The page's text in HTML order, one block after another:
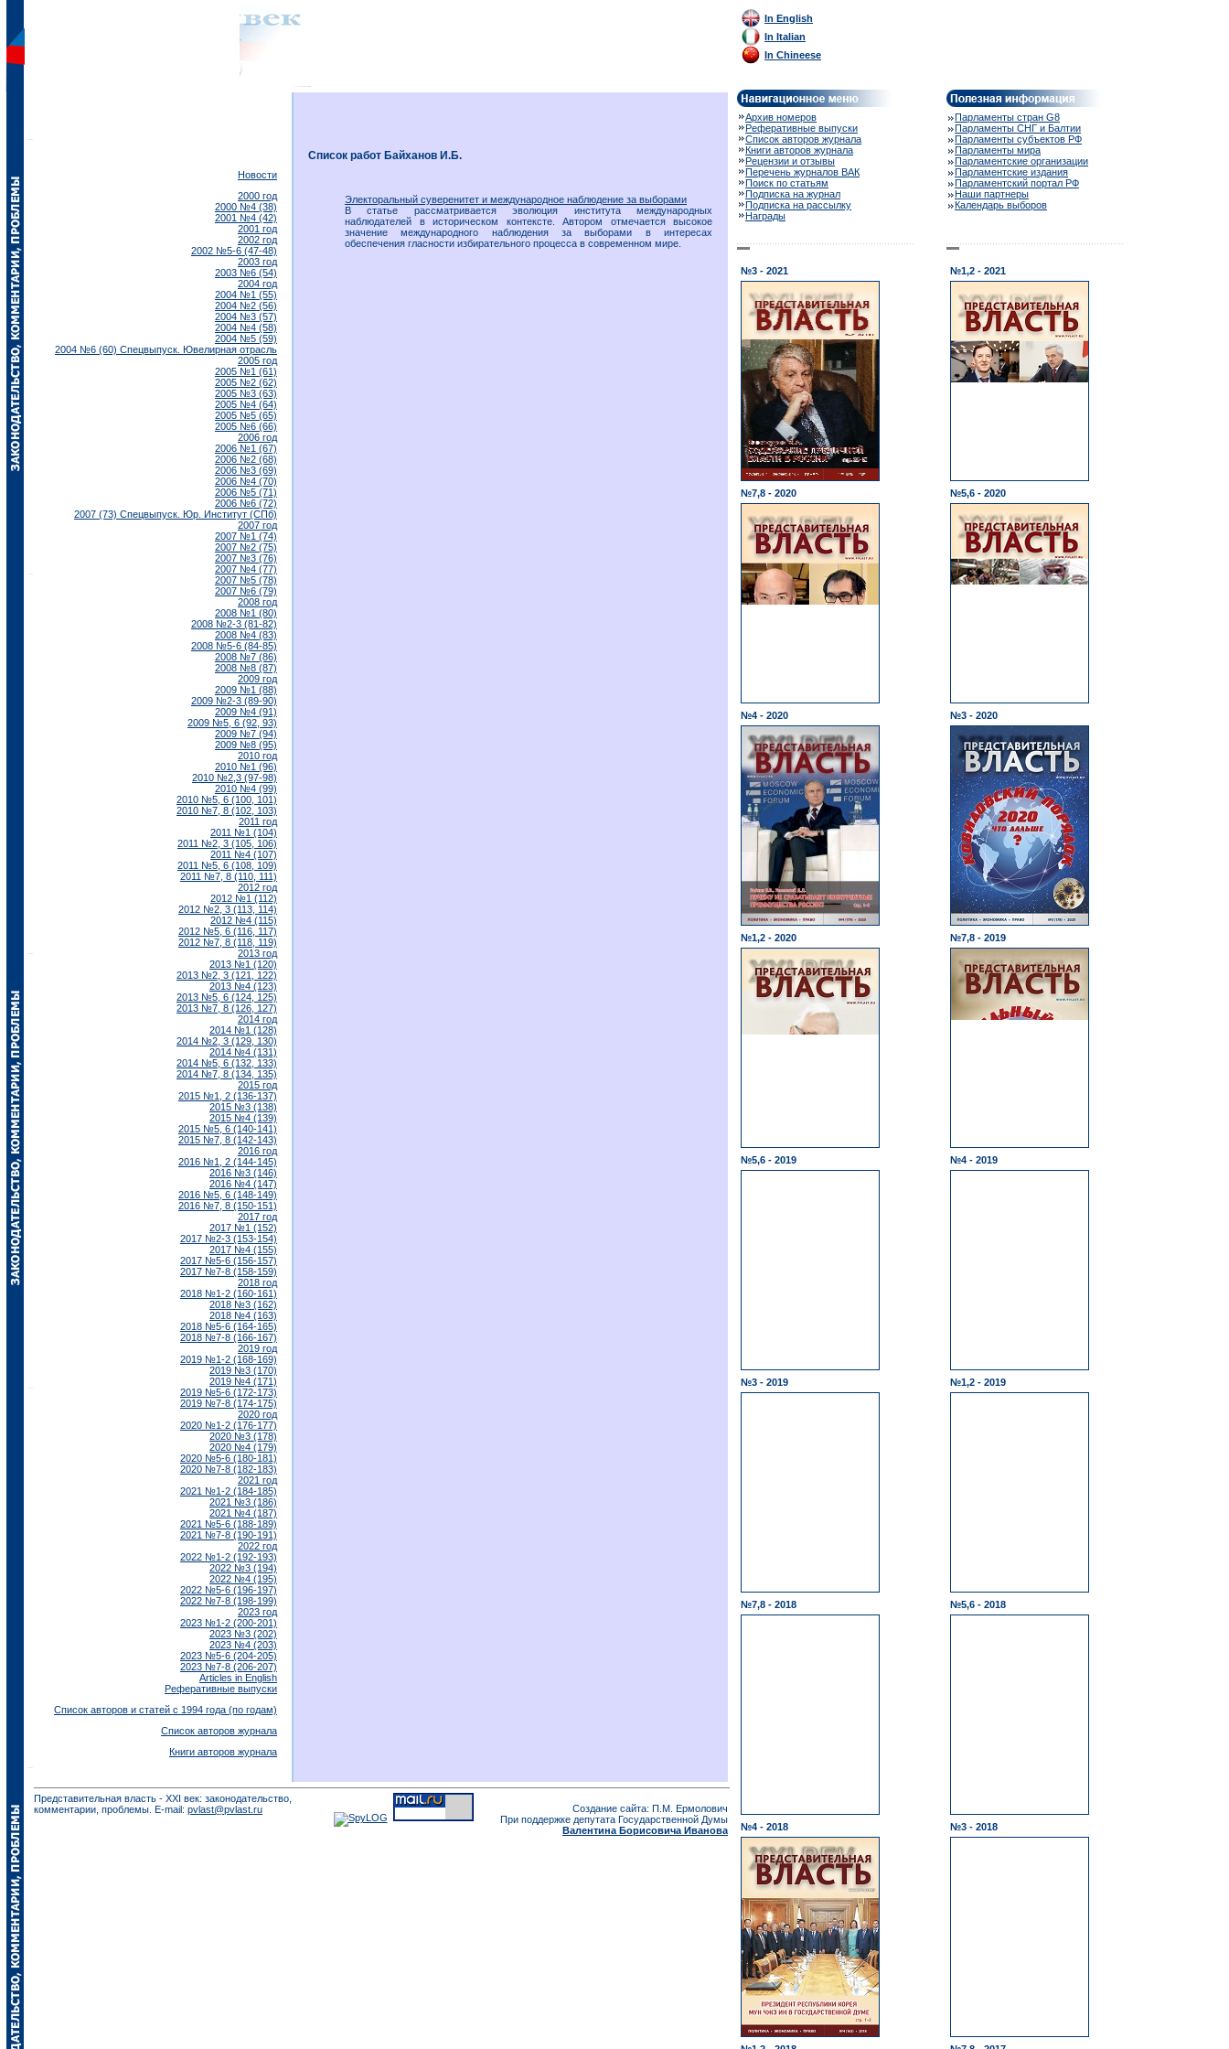
Новости
2000 год
2000 №4 (38)
2001 №4 (42)
2001 год
2002 год
2002 №5-6 (47-48)
2003 год
2003 №6 (54)
2004 год
2004 №1 (55)
2004 №2 (56)
2004 №3 (57)
2004 №4 (58)
2004 №5 (59)
2004 №6 (60) Спецвыпуск. Ювелирная отрасль
2005 год
2005 №1 (61)
2005 №2 (62)
2005 №3 (63)
2005 №4 (64)
2005 №5 (65)
2005 №6 (66)
2006 год
2006 №1 (67)
2006 №2 (68)
2006 №3 (69)
2006 №4 (70)
2006 №5 (71)
2006 №6 (72)
2007 (73) Спецвыпуск. Юр. Институт (СПб)
2007 год
2007 №1 (74)
2007 №2 (75)
2007 №3 (76)
2007 №4 (77)
2007 №5 (78)
2007 №6 (79)
2008 год
2008 №1 (80)
2008 №2-3 (81-82)
2008 №4 (83)
2008 №5-6 (84-85)
2008 №7 (86)
2008 №8 (87)
2009 год
2009 №1 (88)
2009 №2-3 (89-90)
2009 №4 (91)
2009 №5, 6 (92, 93)
2009 №7 (94)
2009 №8 (95)
2010 год
2010 №1 (96)
2010 №2,3 (97-98)
2010 №4 (99)
2010 №5, 6 (100, 101)
2010 №7, 8 (102, 103)
2011 год
2011 №1 (104)
2011 №2, 3 (105, 106)
2011 №4 (107)
2011 №5, 6 (108, 109)
2011 №7, 8 (110, 111)
2012 год
2012 №1 (112)
2012 №2, 3 (113, 114)
2012 №4 (115)
2012 №5, 6 (116, 117)
2012 №7, 8 (118, 119)
2013 год
2013 №1 (120)
2013 №2, 3 (121, 122)
2013 №4 (123)
2013 №5, 6 (124, 125)
2013 №7, 8 (126, 127)
2014 год
2014 №1 (128)
2014 №2, 3 (129, 130)
2014 №4 (131)
2014 №5, 6 (132, 133)
2014 №7, 8 (134, 135)
2015 год
2015 №1, 2 (136-137)
2015 №3 (138)
2015 №4 (139)
2015 №5, 6 (140-141)
2015 №7, 8 (142-143)
2016 год
2016 №1, 2 (144-145)
2016 №3 (146)
2016 №4 (147)
2016 №5, 6 (148-149)
2016 №7, 8 (150-151)
2017 год
2017 №1 (152)
2017 №2-3 (153-154)
2017 №4 (155)
2017 №5-6 (156-157)
2017 №7-8 (158-159)
2018 год
2018 №1-2 (160-161)
2018 №3 (162)
2018 №4 (163)
2018 №5-6 (164-165)
2018 №7-8 (166-167)
2019 год
2019 №1-2 (168-169)
2019 №3 (170)
2019 №4 (171)
2019 №5-6 (172-173)
2019 №7-8 (174-175)
2020 год
2020 №1-2 (176-177)
2020 №3 (178)
2020 №4 (179)
2020 №5-6 (180-181)
2020 №7-8 (182-183)
2021 год
2021 №1-2 (184-185)
2021 №3 (186)
2021 №4 (187)
2021 №5-6 (188-189)
2021 №7-8 (190-191)
2022 год
2022 №1-2 (192-193)
2022 №3 (194)
2022 №4 (195)
2022 №5-6 (196-197)
2022 №7-8 (198-199)
2023 год
2023 №1-2 (200-201)
2023 №3 (202)
2023 №4 (203)
2023 №5-6 (204-205)
2023 №7-8 (206-207)
Articles in English
Реферативные выпуски
Список авторов и статей с 1994 года (по годам)
Список авторов журнала
Книги авторов журнала
Список работ Байханов И.Б.
Электоральный суверенитет и международное наблюдение за выборами
В статье рассматривается эволюция института международных
наблюдателей в историческом контексте. Автором отмечается высокое
значение международного наблюдения за выборами в интересах
обеспечения гласности избирательного процесса в современном мире.
Представительная власть - XXI век: законодательство,
комментарии, проблемы. E-mail: pvlast@pvlast.ru
Создание сайта: П.М. Ермолович
При поддержке депутата Государственной Думы
Валентина Борисовича Иванова
In English
In Italian
In Chineese
Архив номеров
Реферативные выпуски
Список авторов журнала
Книги авторов журнала
Рецензии и отзывы
Перечень журналов ВАК
Поиск по статьям
Подписка на журнал
Подписка на рассылку
Награды
Парламенты стран G8
Парламенты СНГ и Балтии
Парламенты субъектов РФ
Парламенты мира
Парламентские организации
Парламентские издания
Парламентский портал РФ
Наши партнеры
Календарь выборов
№3 - 2021 №1,2 - 2021
№7,8 - 2020 №5,6 - 2020
№4 - 2020 №3 - 2020
№1,2 - 2020 №7,8 - 2019
№5,6 - 2019 №4 - 2019
№3 - 2019 №1,2 - 2019
№7,8 - 2018 №5,6 - 2018
№4 - 2018 №3 - 2018